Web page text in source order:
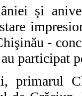
şi
-
participat
primarul